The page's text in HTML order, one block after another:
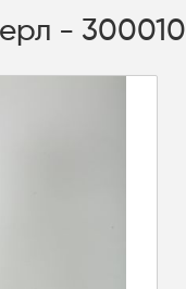
- 300010